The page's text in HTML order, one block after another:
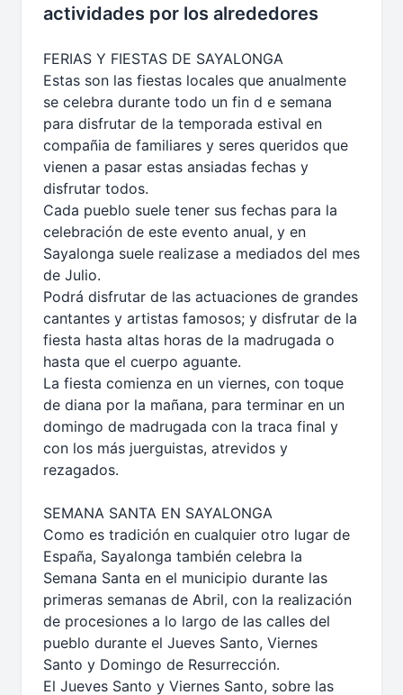
actividades por los alrededores
FERIAS Y FIESTAS DE SAYALONGA
Estas son las fiestas locales que anualmente
se celebra durante todo un fin d e semana
para disfrutar de la temporada estival en
compañia de familiares y seres queridos que
vienen a pasar estas ansiadas fechas y
disfrutar todos.
Cada pueblo suele tener sus fechas para la
celebración de este evento anual, y en
Sayalonga suele realizase a mediados del mes
de Julio.
Podrá disfrutar de las actuaciones de grandes
cantantes y artistas famosos; y disfrutar de la
fiesta hasta altas horas de la madrugada o
hasta que el cuerpo aguante.
La fiesta comienza en un viernes, con toque
de diana por la mañana, para terminar en un
domingo de madrugada con la traca final y
con los más juerguistas, atrevidos y
rezagados.
SEMANA SANTA EN SAYALONGA
Como es tradición en cualquier otro lugar de
España, Sayalonga también celebra la
Semana Santa en el municipio durante las
primeras semanas de Abril, con la realización
de procesiones a lo largo de las calles del
pueblo durante el Jueves Santo, Viernes
Santo y Domingo de Resurrección.
El Jueves Santo y Viernes Santo, sobre las